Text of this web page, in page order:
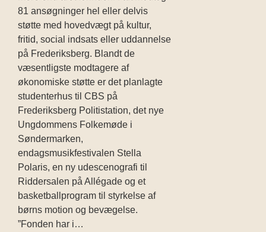
81 ansøgninger hel eller delvis
støtte med hovedvægt på kultur,
fritid, social indsats eller uddannelse
på Frederiksberg. Blandt de
væsentligste modtagere af
økonomiske støtte er det planlagte
studenterhus til CBS på
Frederiksberg Politistation, det nye
Ungdommens Folkemøde i
Søndermarken,
endagsmusikfestivalen Stella
Polaris, en ny udescenografi til
Riddersalen på Allégade og et
basketballprogram til styrkelse af
børns motion og bevægelse.
”Fonden har i…